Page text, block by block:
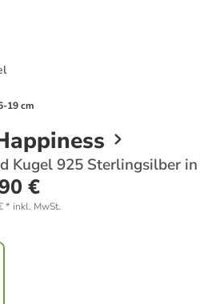
19 cm
Kugel 925 Sterlingsilber
€
* inkl. MwSt.